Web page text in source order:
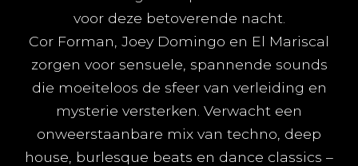
voor deze betoverende nacht.
Cor Forman, Joey Domingo en El Mariscal
zorgen voor sensuele, spannende sounds
die moeiteloos de sfeer van verleiding en
mysterie versterken. Verwacht een
onweerstaanbare mix van techno, deep
house, burlesque beats en dance classics –